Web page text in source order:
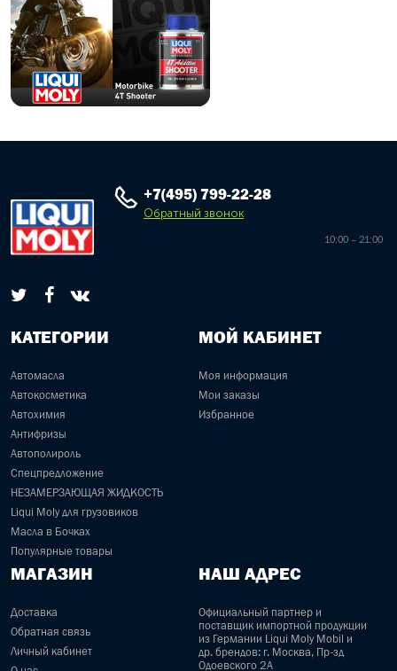
+7(495) 799-22-28
Обратный звонок
10:00 – 21:00
КАТЕГОРИИ
Автомасла
Автокосметика
Автохимия
Антифризы
Автополироль
Спецпредложение
НЕЗАМЕРЗАЮЩАЯ ЖИДКОСТЬ
Liqui Moly для грузовиков
Масла в Бочках
Популярные товары
МОЙ КАБИНЕТ
Моя информация
Мои заказы
Избранное
МАГАЗИН
Доставка
Обратная связь
Личный кабинет
НАШ АДРЕС
Официальный партнер и
поставщик импортной продукции
из Германии Liqui Moly Mobil и
др. брендов: г. Москва, Пр-зд
Одоевского 2А